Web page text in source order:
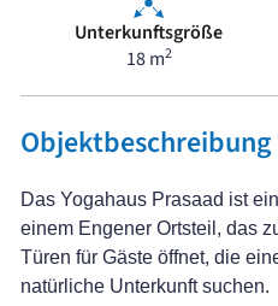
Unterkunftsgröße
18 m2
Objektbeschreibung
Das Yogahaus Prasaad ist
einem Engener Ortsteil, das
Türen für Gäste öffnet, die
natürliche Unterkunft suchen.